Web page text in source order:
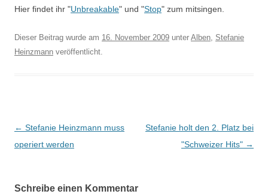
Hier findet ihr "Unbreakable" und "Stop" zum mitsingen.
Dieser Beitrag wurde am 16. November 2009 unter Alben, Stefanie
Heinzmann veröffentlicht.
Beitragsnavigation
← Stefanie Heinzmann muss
operiert werden
Stefanie holt den 2. Platz bei
"Schweizer Hits" →
Schreibe einen Kommentar